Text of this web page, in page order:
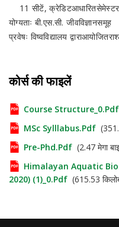
11 सीटें,
योग्यताः बी.एस.सी. जीवविज्ञानसमूह
प्रवेषः विष्वविद्यालय
कोर्स की फाइलें
Course Structure_0.pdf
MSc Sylllabus.pdf
Pre-Phd.pdf (2.47 मेगा
Himalayan Aquatic
2020) (1)_0.pdf (615.53